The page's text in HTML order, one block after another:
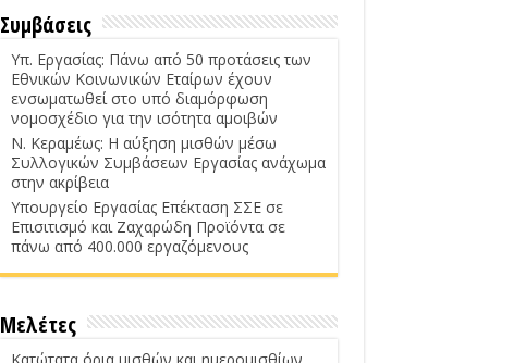
Συμβάσεις
Υπ. Εργασίας: Πάνω από 50 προτάσεις των
Εθνικών Κοινωνικών Εταίρων έχουν
ενσωματωθεί στο υπό διαμόρφωση
νομοσχέδιο για την ισότητα αμοιβών
Ν. Κεραμέως: Η αύξηση μισθών μέσω
Συλλογικών Συμβάσεων Εργασίας ανάχωμα
στην ακρίβεια
Υπουργείο Εργασίας Επέκταση ΣΣΕ σε
Επισιτισμό και Ζαχαρώδη Προϊόντα σε
πάνω από 400.000 εργαζόμενους
Μελέτες